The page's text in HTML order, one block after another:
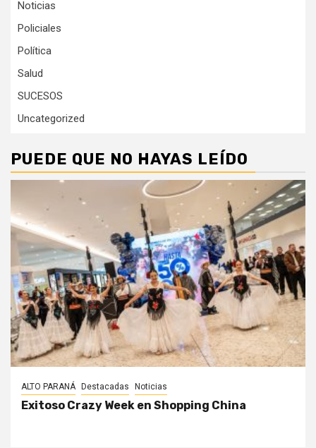
Noticias
Policiales
Política
Salud
SUCESOS
Uncategorized
PUEDE QUE NO HAYAS LEÍDO
ALTO PARANÁ Destacadas Noticias
Exitoso Crazy Week en Shopping China